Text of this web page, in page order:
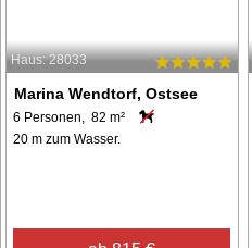
Haus: 28033
Marina Wendtorf, Ostsee
6 Personen, 82 m²
20 m zum Wasser.